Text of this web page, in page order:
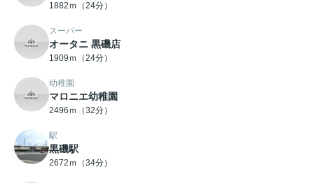
1882ｍ（24分）
スーパー
オータニ 黒磯店
1909ｍ（24分）
幼稚園
マロニエ幼稚園
2496ｍ（32分）
駅
黒磯駅
2672ｍ（34分）